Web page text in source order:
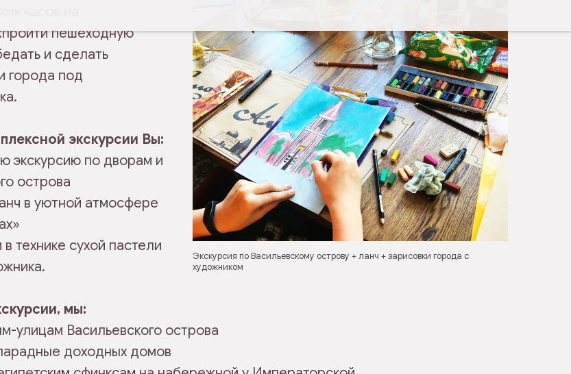
Экскурсия по Васильевскому острову + ланч + зарисовки города с
художником
пешеходную
и сделать
города под
экскурсии Вы:
экскурсию по дворам и
острова
в уютной атмосфере
технике сухой пастели
мы:
улицам Васильевского острова
доходных домов